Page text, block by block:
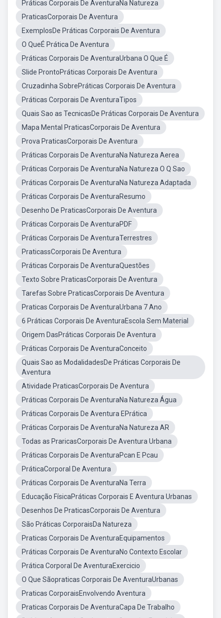
Práticas Corporais De AventuraNa Natureza
PraticasCorporais De Aventura
ExemplosDe Práticas Corporais De Aventura
O QueÉ Prática De Aventura
Práticas Corporais De AventuraUrbana O Que É
Slide ProntoPráticas Corporais De Aventura
Cruzadinha SobrePráticas Corporais De Aventura
Práticas Corporais De AventuraTipos
Quais Sao as TecnicasDe Práticas Corporais De Aventura
Mapa Mental PraticasCorporais De Aventura
Prova PraticasCorporais De Aventura
Práticas Corporais De AventuraNa Natureza Aerea
Práticas Corporais De AventuraNa Natureza O Q Sao
Práticas Corporais De AventuraNa Natureza Adaptada
Práticas Corporais De AventuraResumo
Desenho De PraticasCorporais De Aventura
Práticas Corporais De AventuraPDF
Práticas Corporais De AventuraTerrestres
PraticassCorporais De Aventura
Práticas Corporais De AventuraQuestões
Texto Sobre PraticasCorporais De Aventura
Tarefas Sobre PraticasCorporais De Aventura
Praticas Corporais De AventuraUrbana 7 Ano
6 Práticas Corporais De AventuraEscola Sem Material
Origem DasPráticas Corporais De Aventura
Práticas Corporais De AventuraConceito
Quais Sao as ModalidadesDe Práticas Corporais De
Aventura
Atividade PraticasCorporais De Aventura
Práticas Corporais De AventuraNa Natureza Água
Práticas Corporais De Aventura EPrática
Práticas Corporais De AventuraNa Natureza AR
Todas as PraricasCorporais De Aventura Urbana
Práticas Corporais De AventuraPcan E Pcau
PráticaCorporal De Aventura
Práticas Corporais De AventuraNa Terra
Educação FísicaPráticas Corporais E Aventura Urbanas
Desenhos De PraticasCorporais De Aventura
São Práticas CorporaisDa Natureza
Praticas Corporais De AventuraEquipamentos
Práticas Corporais De AventuraNo Contexto Escolar
Prática Corporal De AventuraExercicio
O Que Sãopraticas Corporais De AventuraUrbanas
Praticas CorporaisEnvolvendo Aventura
Praticas Corporais De AventuraCapa De Trabalho